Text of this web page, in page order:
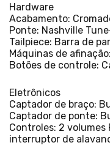
Hardware
Acabamento:
Ponte: Nashville
Tailpiece: Barra de
Máquinas de
Botões de controle:
Eletrônicos
Captador de braço:
Captador de ponte:
Controles: 2 volumes
interruptor de